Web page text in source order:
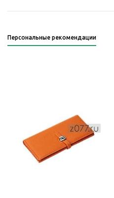
Персональные рекомендации